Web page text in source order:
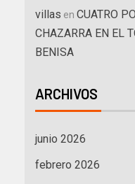
villas en CUATRO
CHAZARRA EN EL
BENISA
ARCHIVOS
junio 2026
febrero 2026